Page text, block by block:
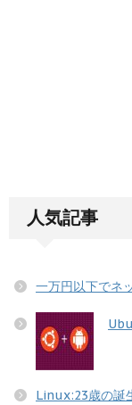
人気記事
一万円以下でネ
Linux:23歳の誕